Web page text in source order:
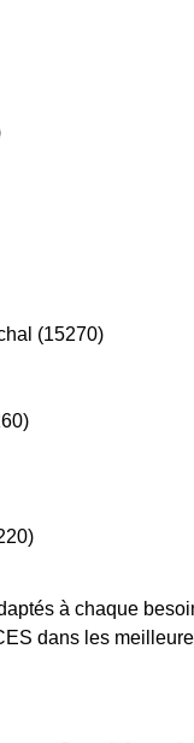
(15270)
à chaque
dans les